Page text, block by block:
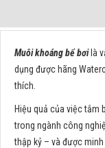
Muôi khoáng bể bơilà
dụng được hãng
thích.
Hiệu quả của việc tắm
trong ngành công
thập kỷ – và được